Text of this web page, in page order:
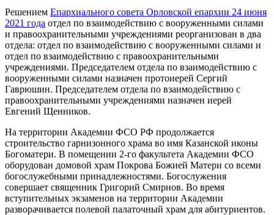
Решением Епархиального совета Орловской епархии 24 июня
2021 года отдел по взаимодействию с вооруженными силами
и правоохранительными учреждениями реорганизован в два
отдела: отдел по взаимодействию с вооруженными силами и
отдел по взаимодействию с правоохранительными
учреждениями. Председателем отдела по взаимодействию с
вооруженными силами назначен протоиерей Сергий
Гаврюшин. Председателем отдела по взаимодействию с
правоохранительными учреждениями назначен иерей
Евгений Щенников.
На территории Академии ФСО РФ продолжается
строительство гарнизонного храма во имя Казанской иконы
Богоматери. В помещении 2-го факультета Академии ФСО
оборудован домовой храм Покрова Божией Матери со всеми
богослужебными принадлежностями. Богослужения
совершает священник Григорий Смирнов. Во время
вступительных экзаменов на территории Академии
разворачивается полевой палаточный храм для абитуриентов.